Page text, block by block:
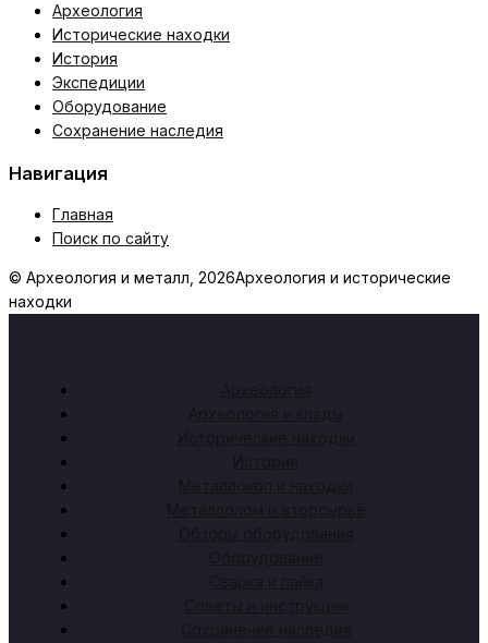
Археология
Исторические находки
История
Экспедиции
Оборудование
Сохранение наследия
Навигация
Главная
Поиск по сайту
© Археология и металл, 2026Археология и исторические
находки
Археология
Археология и клады
Исторические находки
История
Металлокоп и находки
Металлолом и вторсырьё
Обзоры оборудования
Оборудование
Сварка и пайка
Советы и инструкции
Сохранение наследия